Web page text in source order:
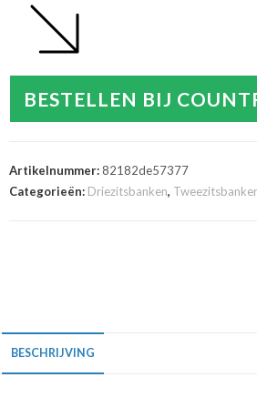
BESTELLEN BIJ
Artikelnummer:82182de57377
Categorieën: Driezitsbanken,
BESCHRIJVING